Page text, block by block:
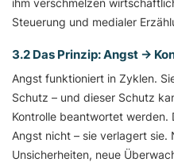
ihm verschmelzen
Steuerung und medialer
3.2 Das Prinzip: Angst →
Angst funktioniert in Zyklen.
Schutz – und dieser Schutz
Kontrolle beantwortet werden.
Angst nicht – sie verlagert sie.
Unsicherheiten, neue